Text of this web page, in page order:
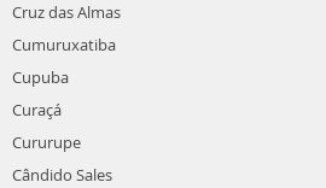
Cruz das Almas
Cumuruxatiba
Cupuba
Curaçá
Cururupe
Cândido Sales